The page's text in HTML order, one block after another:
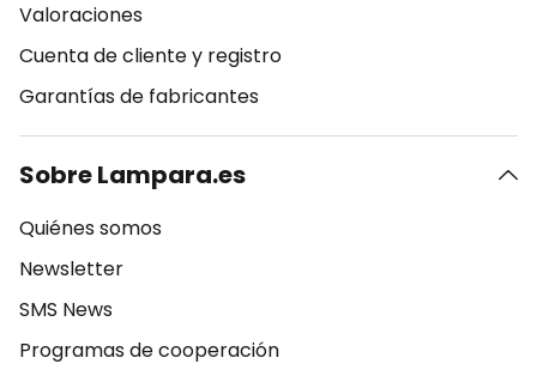
Valoraciones
Cuenta de cliente y registro
Garantías de fabricantes
Sobre Lampara.es
Quiénes somos
Newsletter
SMS News
Programas de cooperación